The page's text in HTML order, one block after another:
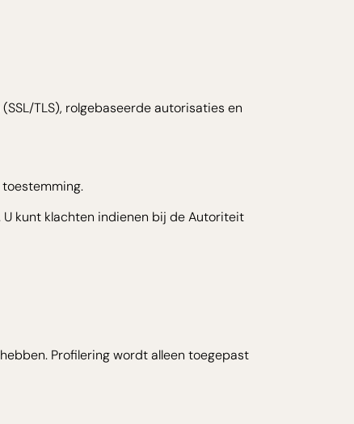
TLS), rolgebaseerde autorisaties en
kunt klachten indienen bij de Autoriteit
Profilering wordt alleen toegepast